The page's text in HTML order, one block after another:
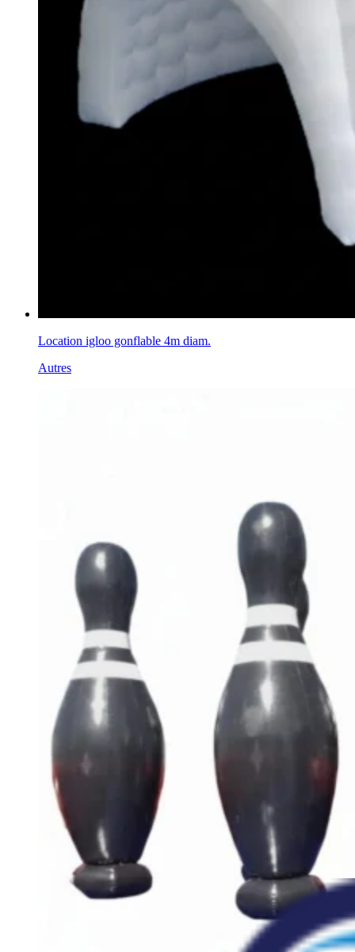
Location igloo gonflable 4m diam.
Autres